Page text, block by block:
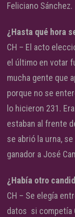
Feliciano Sánchez.
¿Hasta qué hora
CH – El acto
el último en votar
mucha gente que
porque no se
lo hicieron 231.
estaban al frente
se abrió la urna,
ganador a José
¿Había otro
CH – Se elegía
datos si competía